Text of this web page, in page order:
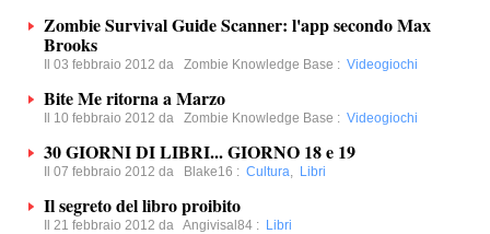
Zombie Survival Guide Scanner: l'app secondo Max
Brooks
Il 03 febbraio 2012 da Zombie Knowledge Base : Videogiochi
Bite Me ritorna a Marzo
Il 10 febbraio 2012 da Zombie Knowledge Base : Videogiochi
30 GIORNI DI LIBRI... GIORNO 18 e 19
Il 07 febbraio 2012 da Blake16 : Cultura, Libri
Il segreto del libro proibito
Il 21 febbraio 2012 da Angivisal84 : Libri